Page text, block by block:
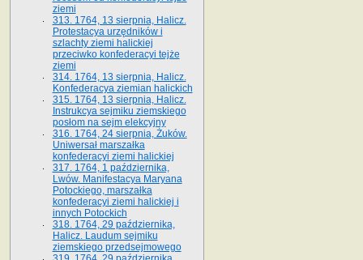
ziemi
313. 1764, 13 sierpnia, Halicz.
Protestacya urzędników i
szlachty ziemi halickiej
przeciwko konfederacyi tejże
ziemi
314. 1764, 13 sierpnia, Halicz.
Konfederacya ziemian halickich
315. 1764, 13 sierpnia, Halicz.
Instrukcya sejmiku ziemskiego
posłom na sejm elekcyjny
316. 1764, 24 sierpnia, Żuków.
Uniwersał marszałka
konfederacyi ziemi halickiej
317. 1764, 1 października,
Lwów. Manifestacya Maryana
Potockiego, marszałka
konfederacyi ziemi halickiej i
innych Potockich
318. 1764, 29 października,
Halicz. Laudum sejmiku
ziemskiego przedsejmowego